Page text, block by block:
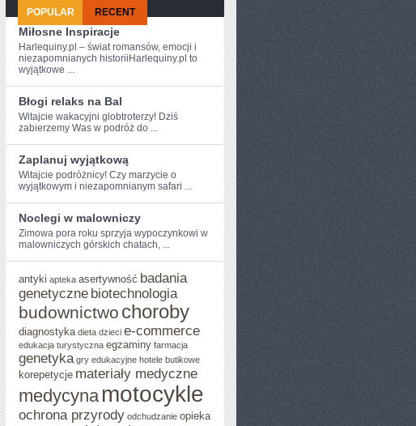
POPULAR RECENT
Miłosne Inspiracje
Harlequiny.pl – świat romansów, emocji i
niezapomnianych historiiHarlequiny.pl to
wyjątkowe ...
Błogi relaks na Bal
Witajcie⁤ wakacyjni globtroterzy! ⁣Dziś
zabierzemy ⁤Was‌ w podróż ​do ...
Zaplanuj wyjątkową
Witajcie podróżnicy! Czy marzycie o
wyjątkowym⁣ i niezapomnianym safari ...
Noclegi w malowniczy
Zimowa pora roku ⁢sprzyja wypoczynkowi w
malowniczych górskich chatach, ...
antyki apteka asertywność badania
genetyczne biotechnologia
budownictwo choroby
diagnostyka dieta dzieci e-commerce
edukacja turystyczna egzaminy farmacja
genetyka gry edukacyjne hotele butikowe
korepetycje materiały medyczne
medycyna motocykle
ochrona przyrody odchudzanie opieka